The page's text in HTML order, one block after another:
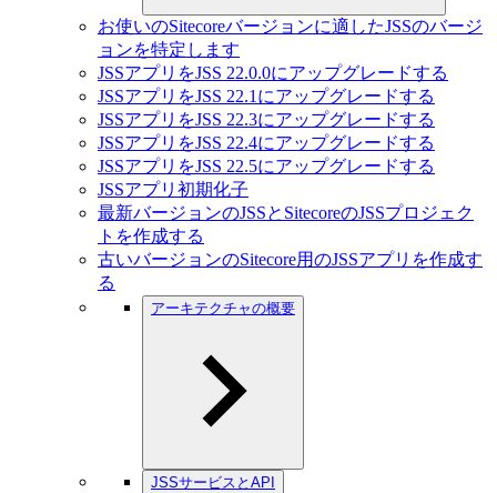
お使いのSitecoreバージョンに適したJSSのバージ
ョンを特定します
JSSアプリをJSS 22.0.0にアップグレードする
JSSアプリをJSS 22.1にアップグレードする
JSSアプリをJSS 22.3にアップグレードする
JSSアプリをJSS 22.4にアップグレードする
JSSアプリをJSS 22.5にアップグレードする
JSSアプリ初期化子
最新バージョンのJSSとSitecoreのJSSプロジェク
トを作成する
古いバージョンのSitecore用のJSSアプリを作成す
る
アーキテクチャの概要
JSSサービスとAPI